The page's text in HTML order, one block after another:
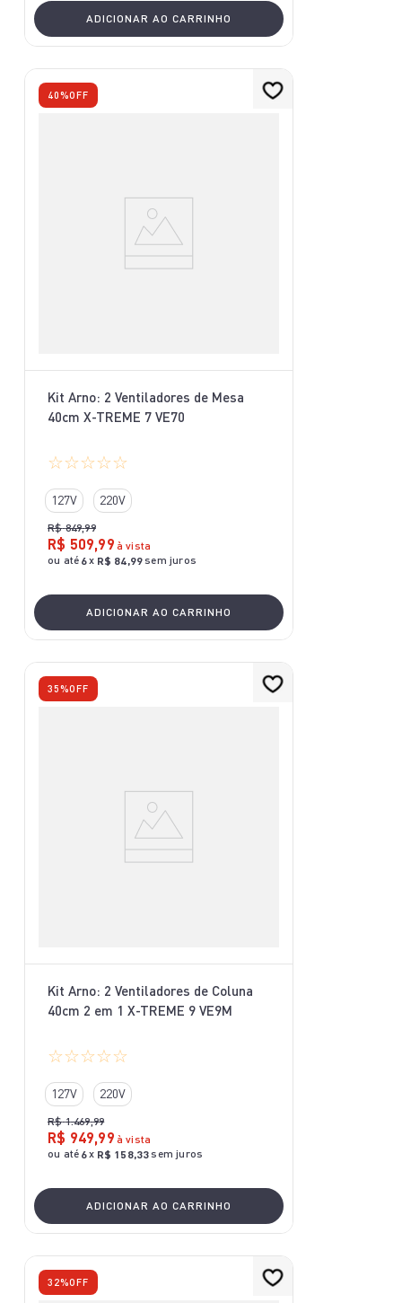
ADICIONAR AO CARRINHO
40%OFF
Kit Arno: 2 Ventiladores de Mesa
40cm X-TREME 7 VE70
☆☆☆☆☆
127V 220V
R$ 849,99
R$ 509,99 à vista
ou até 6x R$ 84,99sem juros
ADICIONAR AO CARRINHO
35%OFF
Kit Arno: 2 Ventiladores de Coluna
40cm 2 em 1 X-TREME 9 VE9M
☆☆☆☆☆
127V 220V
R$ 1.469,99
R$ 949,99 à vista
ou até 6x R$ 158,33sem juros
ADICIONAR AO CARRINHO
32%OFF